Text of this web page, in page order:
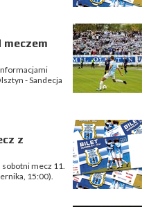
- Sandecja
z
sobotni mecz 11.
15:00).